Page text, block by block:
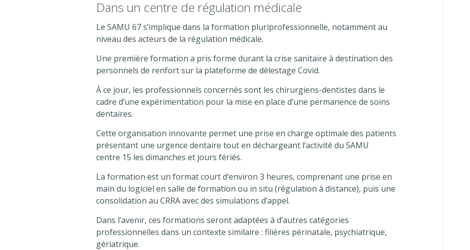
Dans un centre de régulation médicale
Le SAMU 67 s’implique dans la formation pluriprofessionnelle, notamment au
niveau des acteurs de la régulation médicale.
Une première formation a pris forme durant la crise sanitaire à destination des
personnels de renfort sur la plateforme de délestage Covid.
À ce jour, les professionnels concernés sont les chirurgiens-dentistes dans le
cadre d’une expérimentation pour la mise en place d’une permanence de soins
dentaires.
Cette organisation innovante permet une prise en charge optimale des patients
présentant une urgence dentaire tout en déchargeant l’activité du SAMU
centre 15 les dimanches et jours fériés.
La formation est un format court d’environ 3 heures, comprenant une prise en
main du logiciel en salle de formation ou in situ (régulation à distance), puis une
consolidation au CRRA avec des simulations d’appel.
Dans l’avenir, ces formations seront adaptées à d’autres catégories
professionnelles dans un contexte similaire : filières périnatale, psychiatrique,
gériatrique.